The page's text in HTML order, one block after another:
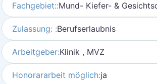
Fachgebiet::Mund- Kiefer- &
Zulassung: :Berufserlaubnis
Arbeitgeber:Klinik , MVZ
Honorararbeit möglich:ja